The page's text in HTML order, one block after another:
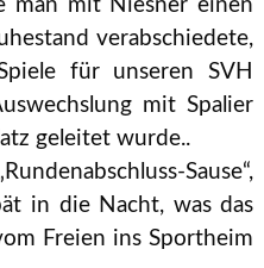
man mit Niesner einen
verabschiedete,
für unseren SVH
mit Spalier
geleitet wurde..
Sause“,
in die Nacht, was das
Freien ins Sportheim